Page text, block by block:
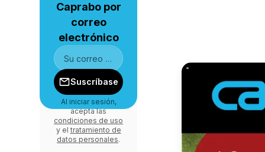
Caprabo por
correo
electrónico
Suscríbase
Al iniciar sesión,
acepta las
condiciones de uso
y el tratamiento de
datos personales.